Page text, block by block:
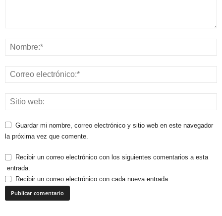
Guardar mi nombre, correo electrónico y sitio web en este navegador
la próxima vez que comente.
Recibir un correo electrónico con los siguientes comentarios a esta
entrada.
Recibir un correo electrónico con cada nueva entrada.